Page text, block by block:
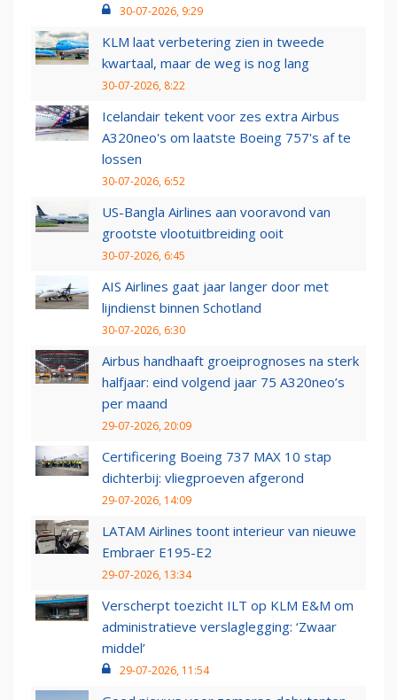
30-07-2026, 9:29
KLM laat verbetering zien in tweede
kwartaal, maar de weg is nog lang
30-07-2026, 8:22
Icelandair tekent voor zes extra Airbus
A320neo's om laatste Boeing 757's af te
lossen
30-07-2026, 6:52
US-Bangla Airlines aan vooravond van
grootste vlootuitbreiding ooit
30-07-2026, 6:45
AIS Airlines gaat jaar langer door met
lijndienst binnen Schotland
30-07-2026, 6:30
Airbus handhaaft groeiprognoses na sterk
halfjaar: eind volgend jaar 75 A320neo’s
per maand
29-07-2026, 20:09
Certificering Boeing 737 MAX 10 stap
dichterbij: vliegproeven afgerond
29-07-2026, 14:09
LATAM Airlines toont interieur van nieuwe
Embraer E195-E2
29-07-2026, 13:34
Verscherpt toezicht ILT op KLM E&M om
administratieve verslaglegging: ‘Zwaar
middel’
29-07-2026, 11:54